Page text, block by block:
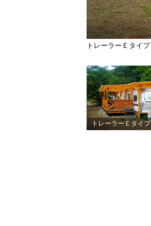
トレーラーＥタイプ
トレーラーＥタイプ